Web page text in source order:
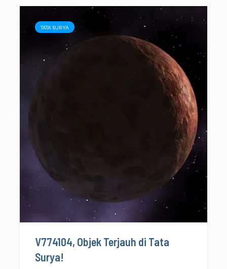
TATA SURYA
V774104, Objek Terjauh di Tata
Surya!